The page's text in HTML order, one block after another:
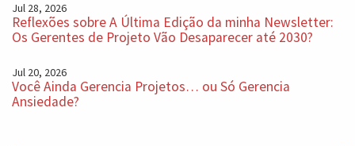
Jul 28, 2026
Reflexões sobre A Última Edição da minha Newsletter:
Os Gerentes de Projeto Vão Desaparecer até 2030?
Jul 20, 2026
Você Ainda Gerencia Projetos… ou Só Gerencia
Ansiedade?